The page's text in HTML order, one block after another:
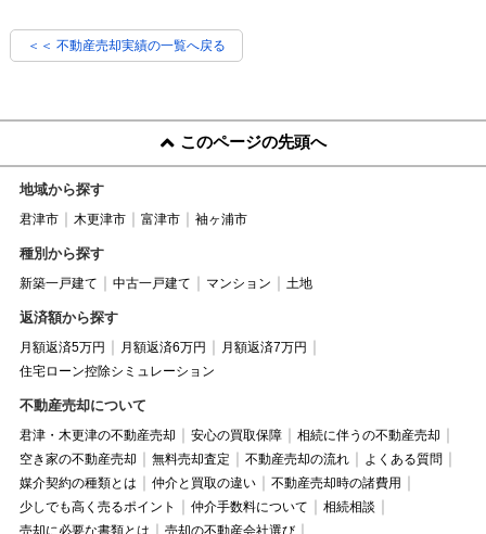
＜＜ 不動産売却実績の一覧へ戻る
このページの先頭へ
地域から探す
君津市 木更津市 富津市 袖ヶ浦市
種別から探す
新築一戸建て 中古一戸建て マンション 土地
返済額から探す
月額返済5万円 月額返済6万円
月額返済7万円
住宅ローン控除シミュレーション
不動産売却について
君津・木更津の不動産売却 安心の買取保障
相続に伴うの不動産売却
空き家の不動産売却
無料売却査定 不動産売却の流れ
よくある質問
媒介契約の種類とは
仲介と買取の違い
不動産売却時の諸費用
少しでも高く売るポイント
仲介手数料について
相続相談